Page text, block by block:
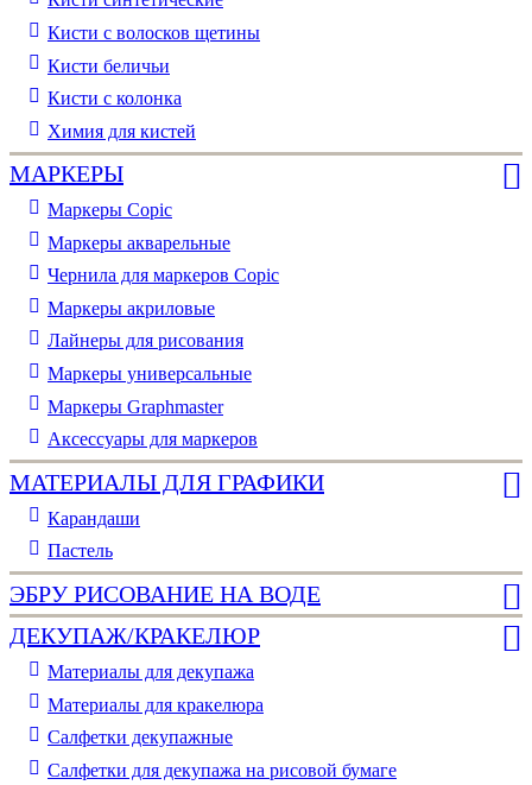
Кисти с волосков щетины
Кисти беличьи
Кисти с колонка
Химия для кистей
МАРКЕРЫ
Маркеры Copic
Маркеры акварельные
Чернила для маркеров Copic
Маркеры акриловые
Лайнеры для рисования
Маркеры универсальные
Маркеры Graphmaster
Аксессуары для маркеров
МАТЕРИАЛЫ ДЛЯ ГРАФИКИ
Карандаши
Пастель
ЭБРУ РИСОВАНИЕ НА ВОДЕ
ДЕКУПАЖ/КРАКЕЛЮР
Материалы для декупажа
Материалы для кракелюра
Cалфетки декупажные
Салфетки для декупажа на рисовой бумаге